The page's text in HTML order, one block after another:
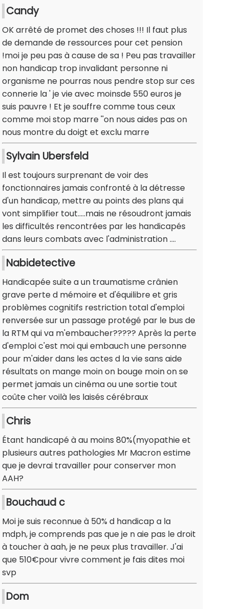
Candy
OK arrêté de promet des choses !!! Il faut plus
de demande de ressources pour cet pension
!moi je peu pas à cause de sa ! Peu pas travailler
non handicap trop invalidant personne ni
organisme ne pourras nous pendre stop sur ces
connerie la ' je vie avec moinsde 550 euros je
suis pauvre ! Et je souffre comme tous ceux
comme moi stop marre ''on nous aides pas on
nous montre du doigt et exclu marre
Sylvain Ubersfeld
Il est toujours surprenant de voir des
fonctionnaires jamais confronté à la détresse
d'un handicap, mettre au points des plans qui
vont simplifier tout.....mais ne résoudront jamais
les difficultés rencontrées par les handicapés
dans leurs combats avec l'administration ....
Nabidetective
Handicapée suite a un traumatisme crânien
grave perte d mémoire et d'équilibre et gris
problèmes cognitifs restriction total d'emploi
renversée sur un passage protégé par le bus de
la RTM qui va m'embaucher????? Après la perte
d'emploi c'est moi qui embauch une personne
pour m'aider dans les actes d la vie sans aide
résultats on mange moin on bouge moin on se
permet jamais un cinéma ou une sortie tout
coûte cher voilà les laisés cérébraux
Chris
Étant handicapé à au moins 80%(myopathie et
plusieurs autres pathologies Mr Macron estime
que je devrai travailler pour conserver mon
AAH?
Bouchaud c
Moi je suis reconnue à 50% d handicap a la
mdph, je comprends pas que je n aie pas le droit
à toucher à aah, je ne peux plus travailler. J'ai
que 510€pour vivre comment je fais dites moi
svp
Dom